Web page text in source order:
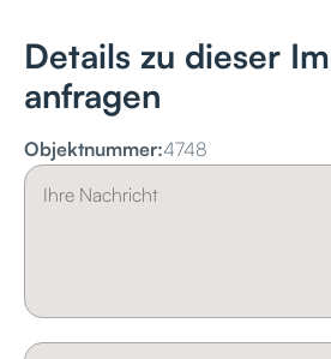
Details zu dieser
anfragen
Objektnummer:4748